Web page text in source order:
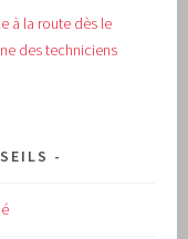
à la route dès le
des techniciens